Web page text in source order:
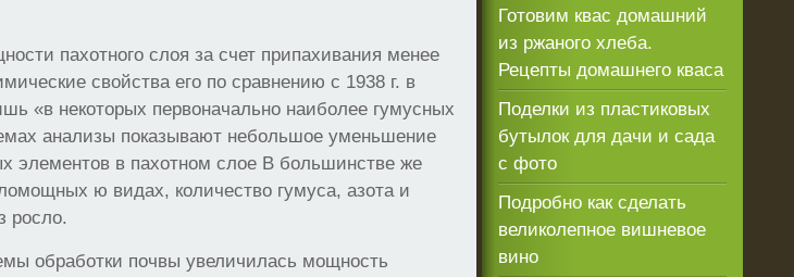
пахотного слоя за счет припахивания менее
свойства его по сравнению с 1938 г. в
«в некоторых первоначально наиболее гумусных
анализы показывают небольшое уменьшение
элементов в пахотном слое В большинстве же
ю видах, количество гумуса, азота и
росло.
обработки почвы увеличилась мощность
Готовим квас домашний
из ржаного хлеба.
Рецепты домашнего кваса
Поделки из пластиковых
бутылок для дачи и сада
с фото
Подробно как сделать
великолепное вишневое
вино